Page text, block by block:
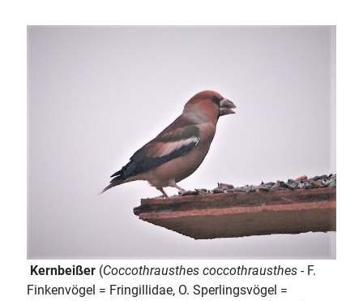
Kernbeißer (Coccothrausthes coccothrausthes - F.
Finkenvögel = Fringillidae, O. Sperlingsvögel =